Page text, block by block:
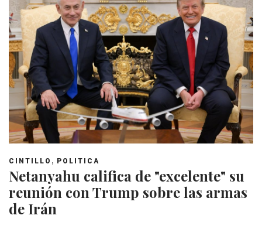
CINTILLO , POLITICA
Netanyahu califica de "excelente" su
reunión con Trump sobre las armas
de Irán